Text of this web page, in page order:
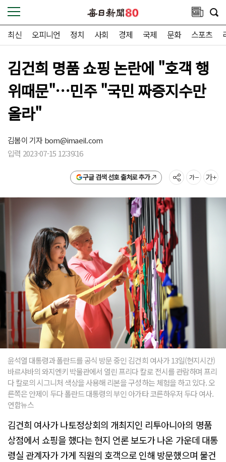
최신 오피니언 정치 사회 경제 국제 문화 스포츠
김건희 명품 쇼핑 논란에 "호객 행
위때문"…민주 "국민 짜증지수만
올라"
김봄이 기자 bom@imaeil.com
입력 2023-07-15 12:39:16
구글 검색 선호 출처로 추가
윤석열 대통령과 폴란드를 공식 방문 중인 김건희 여사가 13일(현지시간)
바르샤바의 와지엔키 박물관에서 열린 프리다 칼로 전시를 관람하며 프리
다 칼로의 시그니처 색상을 사용해 리본을 구성하는 체험을 하고 있다. 오
른쪽은 안제이 두다 폴란드 대통령의 부인 아가타 코른하우저 두다 여사.
연합뉴스
김건희 여사가 나토정상회의 개최지인 리투아니아의 명품
상점에서 쇼핑을 했다는 현지 언론 보도가 나온 가운데 대통
령실 관계자가 가게 직원의 호객으로 인해 방문했으며 물건